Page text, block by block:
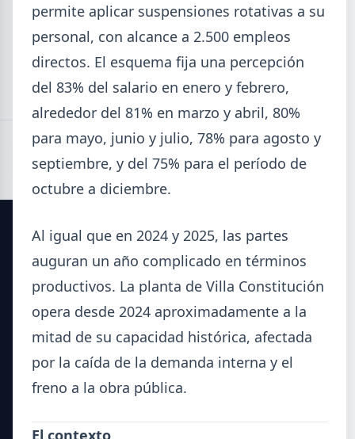
SIDERDATO
El portal líder en información para la industria siderúrgica
y el mercado del acero en Argentina.
Secciones
Noticias del Sector
Guía Metalúrgica
permite aplicar suspensiones rotativas a su
personal, con alcance a 2.500 empleos
directos. El esquema fija una percepción
del 83% del salario en enero y febrero,
alrededor del 81% en marzo y abril, 80%
para mayo, junio y julio, 78% para agosto y
septiembre, y del 75% para el período de
octubre a diciembre.
Al igual que en 2024 y 2025, las partes
auguran un año complicado en términos
productivos. La planta de Villa Constitución
opera desde 2024 aproximadamente a la
mitad de su capacidad histórica, afectada
por la caída de la demanda interna y el
freno a la obra pública.
El contexto